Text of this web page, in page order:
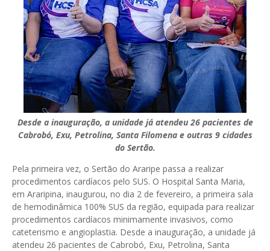
Desde a inauguração, a unidade já atendeu 26 pacientes de
Cabrobó, Exu, Petrolina, Santa Filomena e outras 9 cidades
do Sertão.
Pela primeira vez, o Sertão do Araripe passa a realizar
procedimentos cardíacos pelo SUS. O Hospital Santa Maria,
em Araripina, inaugurou, no dia 2 de fevereiro, a primeira sala
de hemodinâmica 100% SUS da região, equipada para realizar
procedimentos cardíacos minimamente invasivos, como
cateterismo e angioplastia. Desde a inauguração, a unidade já
atendeu 26 pacientes de Cabrobó, Exu, Petrolina, Santa